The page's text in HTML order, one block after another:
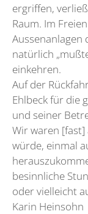
ergriffen,
Raum. Im
Aussenanlagen
natürlich
einkehren.
Auf der
Ehlbeck für die
und seiner
Wir waren
würde, einmal
besinnliche
oder vielleicht
Karin Heinsohn